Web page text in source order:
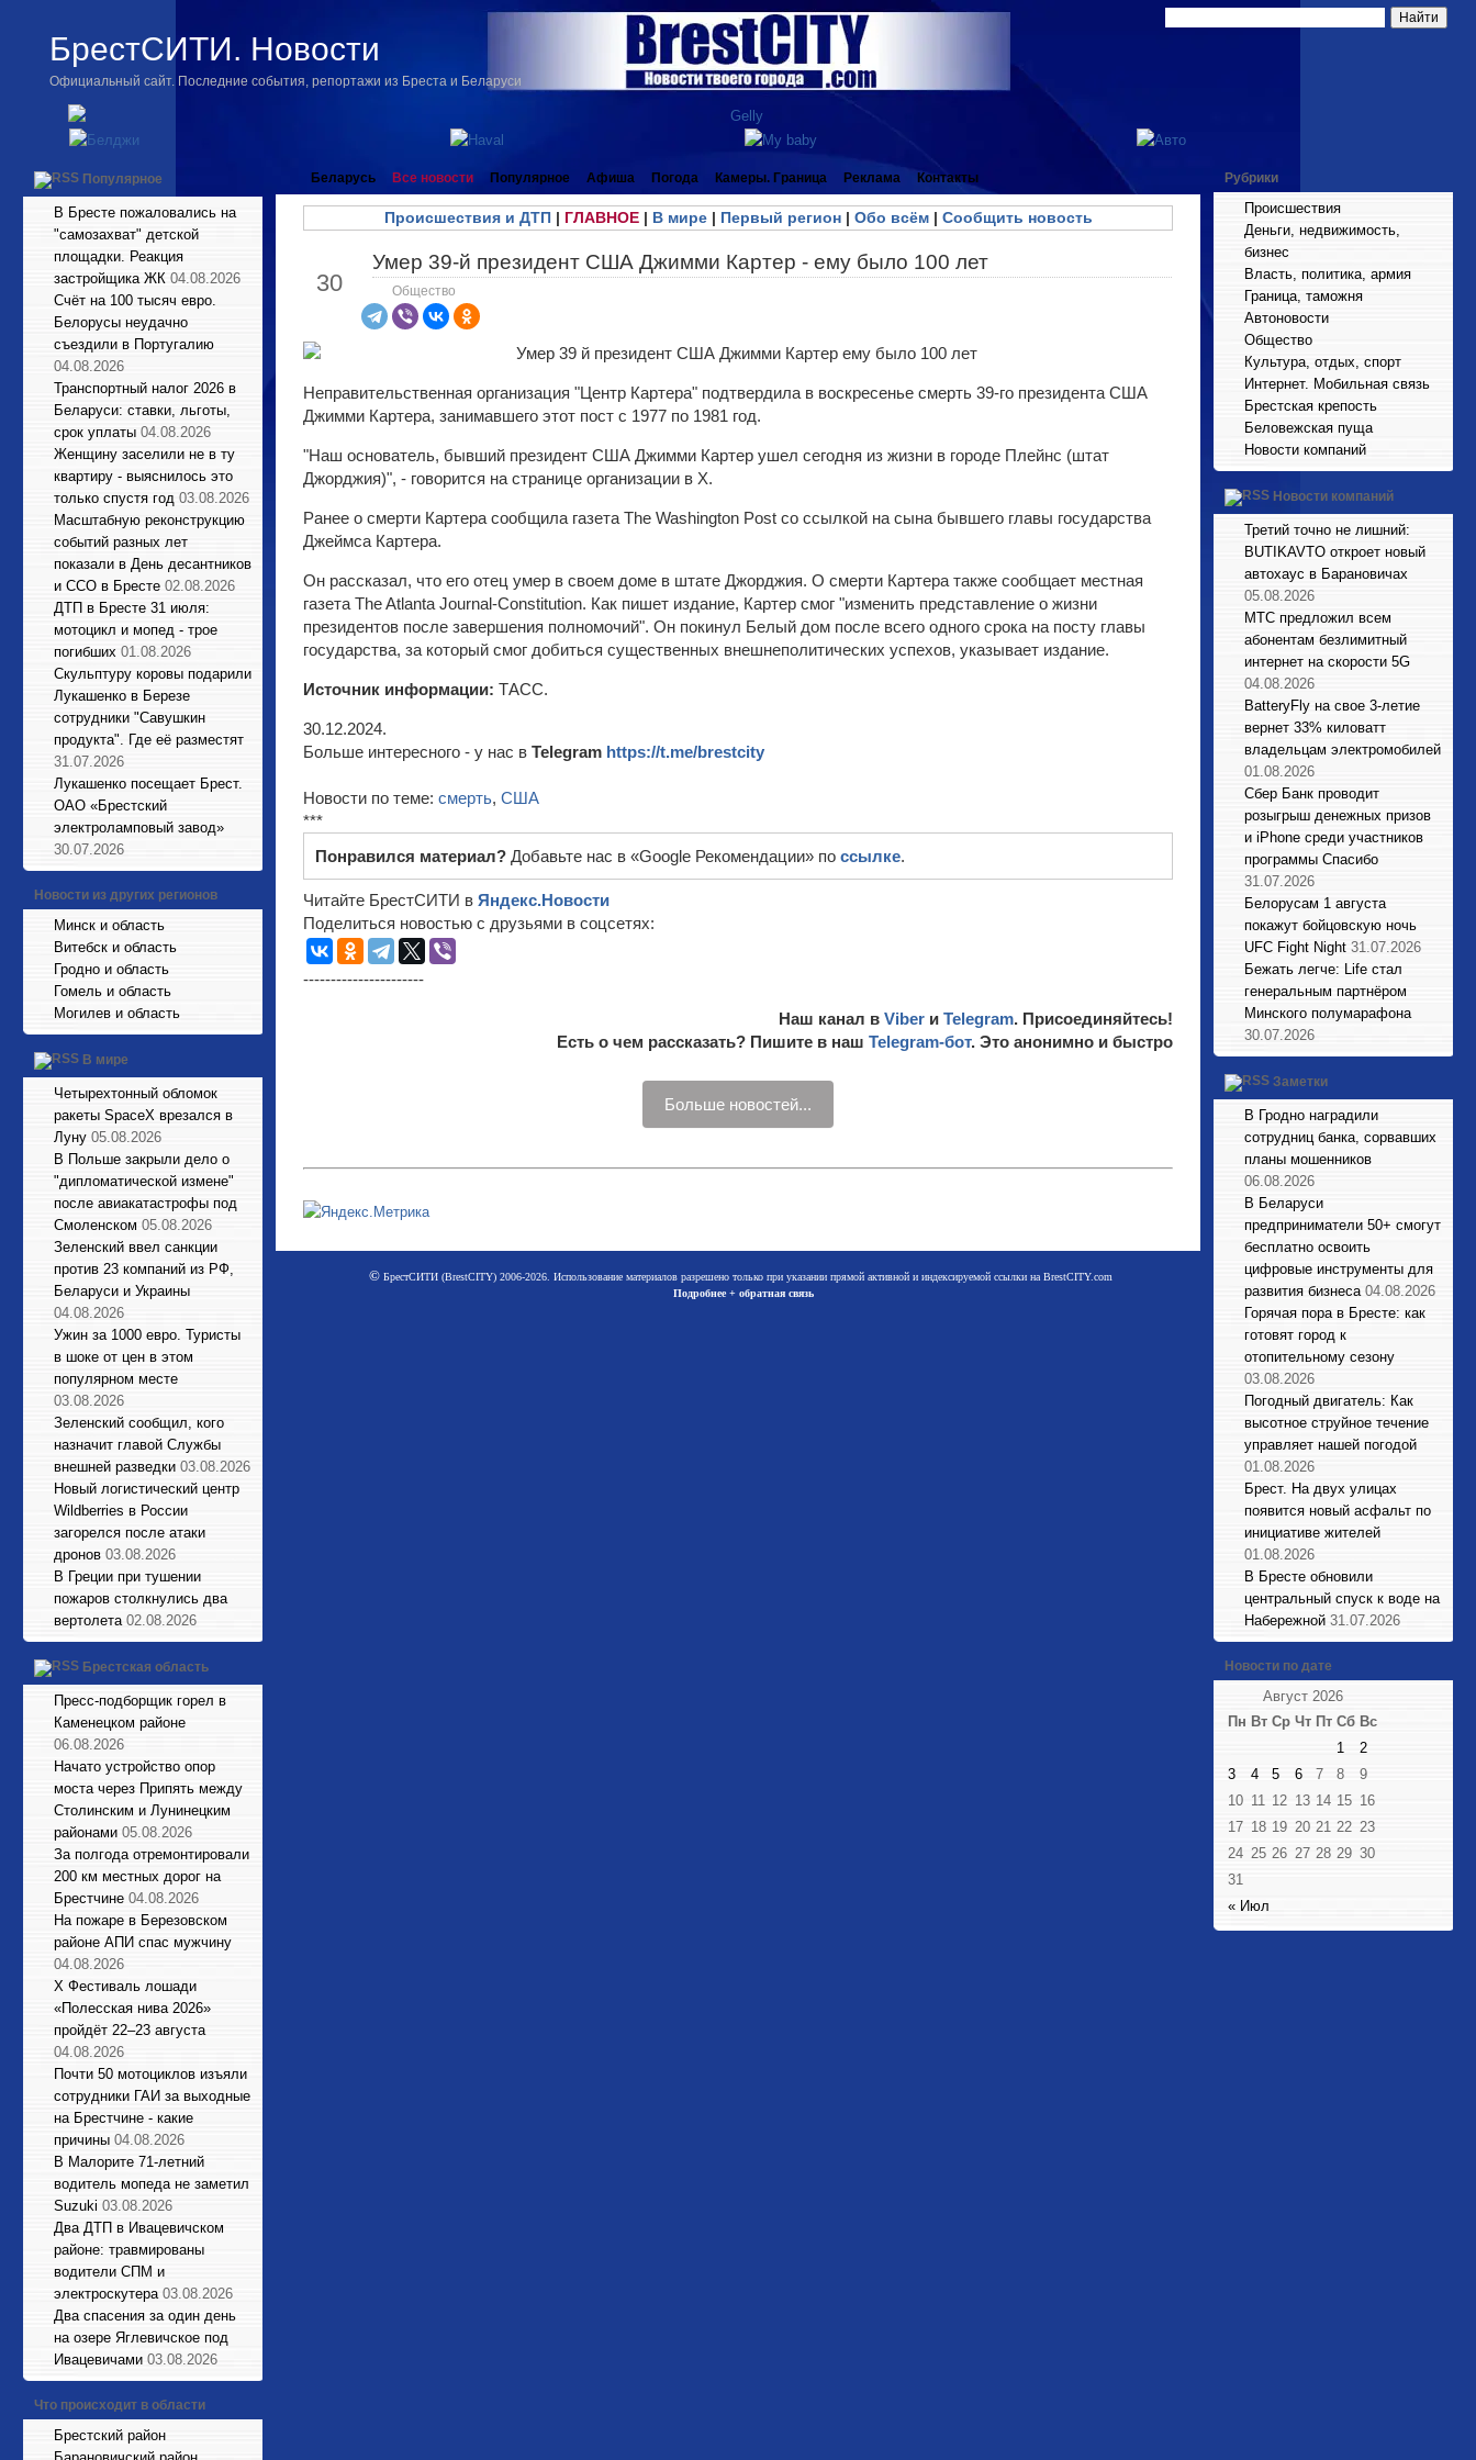
БрестСИТИ. Новости
Официальный сайт. Последние события, репортажи из Бреста и Беларуси
Популярное
В Бресте пожаловались на
"самозахват" детской
площадки. Реакция
застройщика ЖК 04.08.2026
Счёт на 100 тысяч евро.
Белорусы неудачно
съездили в Португалию
04.08.2026
Транспортный налог 2026 в
Беларуси: ставки, льготы,
срок уплаты 04.08.2026
Женщину заселили не в ту
квартиру - выяснилось это
только спустя год 03.08.2026
Масштабную реконструкцию
событий разных лет
показали в День десантников
и ССО в Бресте 02.08.2026
ДТП в Бресте 31 июля:
мотоцикл и мопед - трое
погибших 01.08.2026
Cкульптуру коровы подарили
Лукашенко в Березе
сотрудники "Савушкин
продукта". Где её разместят
31.07.2026
Лукашенко посещает Брест.
ОАО «Брестский
электроламповый завод»
30.07.2026
Новости из других регионов
Минск и область
Витебск и область
Гродно и область
Гомель и область
Могилев и область
В мире
Четырехтонный обломок
ракеты SpaceX врезался в
Луну 05.08.2026
В Польше закрыли дело о
"дипломатической измене"
после авиакатастрофы под
Смоленском 05.08.2026
Зеленский ввел санкции
против 23 компаний из РФ,
Беларуси и Украины
04.08.2026
Ужин за 1000 евро. Туристы
в шоке от цен в этом
популярном месте
03.08.2026
Зеленский сообщил, кого
назначит главой Службы
внешней разведки 03.08.2026
Новый логистический центр
Wildberries в России
загорелся после атаки
дронов 03.08.2026
В Греции при тушении
пожаров столкнулись два
вертолета 02.08.2026
Брестская область
Пресс-подборщик горел в
Каменецком районе
06.08.2026
Начато устройство опор
моста через Припять между
Столинским и Лунинецким
районами 05.08.2026
За полгода отремонтировали
200 км местных дорог на
Брестчине 04.08.2026
На пожаре в Березовском
районе АПИ спас мужчину
04.08.2026
X Фестиваль лошади
«Полесская нива 2026»
пройдёт 22–23 августа
04.08.2026
Почти 50 мотоциклов изъяли
сотрудники ГАИ за выходные
на Брестчине - какие
причины 04.08.2026
В Малорите 71-летний
водитель мопеда не заметил
Suzuki 03.08.2026
Два ДТП в Ивацевичском
районе: травмированы
водители СПМ и
электроскутера 03.08.2026
Два спасения за один день
на озере Яглевичское под
Ивацевичами 03.08.2026
Что происходит в области
Брестский район
Беларусь Все новости Популярное Афиша Погода Камеры. Граница Реклама Контакты
Происшествия и ДТП| ГЛАВНОЕ| В мире| Первый регион| Обо всём| Сообщить новость
30
Умер 39-й президент США Джимми Картер - ему было 100 лет
Общество
Неправительственная организация "Центр Картера" подтвердила в воскресенье смерть 39-го президента США
Джимми Картера, занимавшего этот пост с 1977 по 1981 год.
"Наш основатель, бывший президент США Джимми Картер ушел сегодня из жизни в городе Плейнс (штат
Джорджия)", - говорится на странице организации в X.
Ранее о смерти Картера сообщила газета The Washington Post со ссылкой на сына бывшего главы государства
Джеймса Картера.
Он рассказал, что его отец умер в своем доме в штате Джорджия. О смерти Картера также сообщает местная
газета The Atlanta Journal-Constitution. Как пишет издание, Картер смог "изменить представление о жизни
президентов после завершения полномочий". Он покинул Белый дом после всего одного срока на посту главы
государства, за который смог добиться существенных внешнеполитических успехов, указывает издание.
Источник информации: ТАСС.
30.12.2024.
Больше интересного - у нас в Telegram https://t.me/brestcity
Новости по теме: смерть, США
***
Понравился материал? Добавьте нас в «Google Рекомендации» по ссылке.
Читайте БрестСИТИ в Яндекс.Новости
Поделиться новостью с друзьями в соцсетях:
----------------------
Наш канал в Viber и Telegram. Присоединяйтесь!
Есть о чем рассказать? Пишите в наш Telegram-бот. Это анонимно и быстро
Больше новостей...
©БрестСИТИ (BrestCITY) 2006-2026. Использование материалов разрешено только при указании прямой активной и индексируемой ссылки на BrestCITY.com
Подробнее + обратная связь
Рубрики
Происшествия
Деньги, недвижимость,
бизнес
Власть, политика, армия
Граница, таможня
Автоновости
Общество
Культура, отдых, спорт
Интернет. Мобильная связь
Брестская крепость
Беловежская пуща
Новости компаний
Новости компаний
Третий точно не лишний:
BUTIKAVTO откроет новый
автохаус в Барановичах
05.08.2026
МТС предложил всем
абонентам безлимитный
интернет на скорости 5G
04.08.2026
BatteryFly на свое 3-летие
вернет 33% киловатт
владельцам электромобилей
01.08.2026
Сбер Банк проводит
розыгрыш денежных призов
и iPhone среди участников
программы Спасибо
31.07.2026
Белорусам 1 августа
покажут бойцовскую ночь
UFC Fight Night 31.07.2026
Бежать легче: Life стал
генеральным партнёром
Минского полумарафона
30.07.2026
Заметки
В Гродно наградили
сотрудниц банка, сорвавших
планы мошенников
06.08.2026
В Беларуси
предприниматели 50+ смогут
бесплатно освоить
цифровые инструменты для
развития бизнеса 04.08.2026
Горячая пора в Бресте: как
готовят город к
отопительному сезону
03.08.2026
Погодный двигатель: Как
высотное струйное течение
управляет нашей погодой
01.08.2026
Брест. На двух улицах
появится новый асфальт по
инициативе жителей
01.08.2026
В Бресте обновили
центральный спуск к воде на
Набережной 31.07.2026
Новости по дате
Август 2026
Пн Вт Ср Чт Пт Сб Вс
« Июл
1
2
3
4 5 6 7 8
9
10 11 12 13 14 15 16
17 18 19 20 21 22 23
24 25 26 27 28 29 30
31